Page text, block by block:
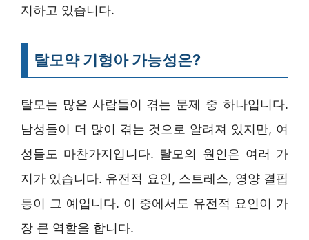
지하고 있습니다.
탈모약 기형아 가능성은?
탈모는 많은 사람들이 겪는 문제 중 하나입니다.
남성들이 더 많이 겪는 것으로 알려져 있지만, 여
성들도 마찬가지입니다. 탈모의 원인은 여러 가
지가 있습니다. 유전적 요인, 스트레스, 영양 결핍
등이 그 예입니다. 이 중에서도 유전적 요인이 가
장 큰 역할을 합니다.